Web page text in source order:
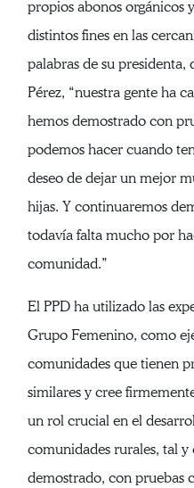
propios abonos orgánicos
distintos fines en las
palabras de su presidenta,
Pérez, “nuestra gente ha
hemos demostrado con
podemos hacer cuando
deseo de dejar un mejor
hijas. Y continuaremos
todavía falta mucho por
comunidad.”
El PPD ha utilizado las
Grupo Femenino, como
comunidades que tienen
similares y cree
un rol crucial en el
comunidades rurales, tal y
demostrado, con pruebas